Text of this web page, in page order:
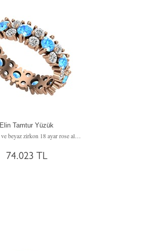
Elin Tamtur Yüzük
Akuamarin ve beyaz zirkon 18 ayar rose altın yüzük
74.023 TL